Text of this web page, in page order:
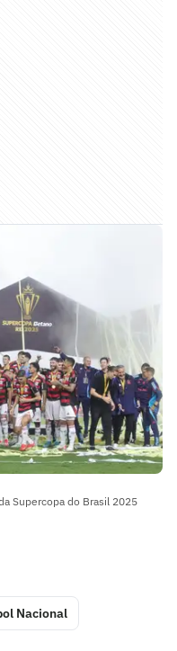
Supercopa do Brasil 2025
Nacional